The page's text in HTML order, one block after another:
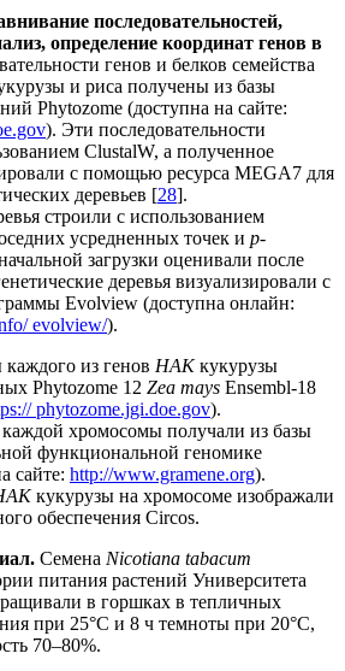
последовательностей,
определение координат генов в
генов и белков семейства
и риса получены из базы
Phytozome (доступна на сайте:
). Эти последовательности
ClustalW, а полученное
с помощью ресурса MEGA7 для
деревьев [28].
строили с использованием
усредненных точек и p-
загрузки оценивали после
деревья визуализировали с
Evolview (доступна онлайн:
evolview/).
из генов HAKкукурузы
Phytozome 12 Zea mays Ensembl-18
phytozome.jgi.doe.gov).
хромосомы получали из базы
функциональной геномике
сайте: http://www.gramene.org).
кукурузы на хромосоме изображали
обеспечения Circos.
Семена Nicotiana tabacum
питания растений Университета
в горшках в тепличных
при 25°C и 8 ч темноты при 20°C,
70–80%.